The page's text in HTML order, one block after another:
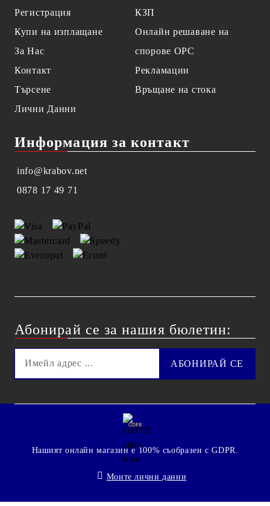
Регистрация
Купи на изплащане
За Нас
Контакт
Търсене
Лични Данни
КЗП
Онлайн решаване на
спорове OPC
Рекламации
Връщане на стока
Информация за контакт
info@krabov.net
0878 17 49 71
Абонирай се за нашия бюлетин:
GDPR
Нашият онлайн магазин е 100% съобразен с GDPR.
Моите лични данни